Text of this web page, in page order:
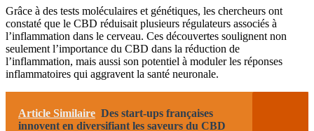
Grâce à des tests moléculaires et génétiques, les chercheurs ont
constaté que le CBD réduisait plusieurs régulateurs associés à
l’inflammation dans le cerveau. Ces découvertes soulignent non
seulement l’importance du CBD dans la réduction de
l’inflammation, mais aussi son potentiel à moduler les réponses
inflammatoires qui aggravent la santé neuronale.
Article Similaire Des start-ups françaises
innovent en diversifiant les saveurs du CBD